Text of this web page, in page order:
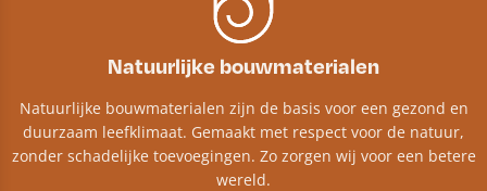
Natuurlijke bouwmaterialen
Natuurlijke bouwmaterialen zijn de basis voor een gezond en
duurzaam leefklimaat. Gemaakt met respect voor de natuur,
zonder schadelijke toevoegingen. Zo zorgen wij voor een betere
wereld.